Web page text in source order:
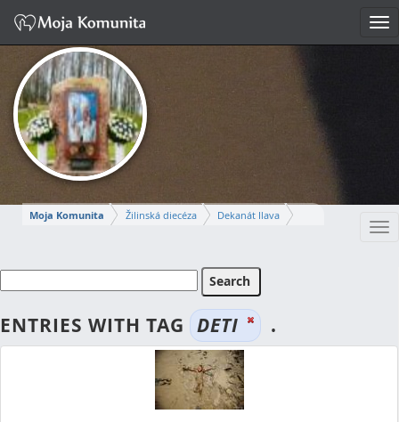
Moja Komunita Žilinská diecéza
Dekanát Ilava
MARCELA
Napísať správu
ENTRIES WITH TAG DETI .